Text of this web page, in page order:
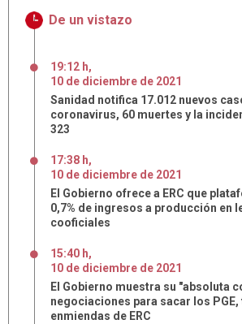
De un vistazo
19:12 h,
10 de diciembre de 2021
Sanidad notifica 17.012 nuevos
coronavirus, 60 muertes y la
323
17:38 h,
10 de diciembre de 2021
El Gobierno ofrece a ERC que
0,7% de ingresos a producción en
cooficiales
15:40 h,
10 de diciembre de 2021
El Gobierno muestra su "absoluta
negociaciones para sacar los PGE,
enmiendas de ERC